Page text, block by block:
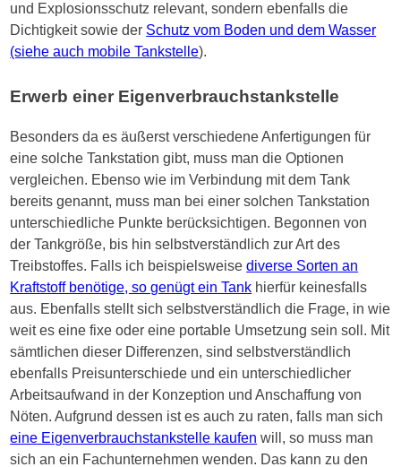
und Explosionsschutz relevant, sondern ebenfalls die
Dichtigkeit sowie der Schutz vom Boden und dem Wasser
(siehe auch mobile Tankstelle).
Erwerb einer Eigenverbrauchstankstelle
Besonders da es äußerst verschiedene Anfertigungen für
eine solche Tankstation gibt, muss man die Optionen
vergleichen. Ebenso wie im Verbindung mit dem Tank
bereits genannt, muss man bei einer solchen Tankstation
unterschiedliche Punkte berücksichtigen. Begonnen von
der Tankgröße, bis hin selbstverständlich zur Art des
Treibstoffes. Falls ich beispielsweisediverse Sorten an
Kraftstoff benötige, so genügt ein Tank hierfür keinesfalls
aus. Ebenfalls stellt sich selbstverständlich die Frage, in wie
weit es eine fixe oder eine portable Umsetzung sein soll. Mit
sämtlichen dieser Differenzen, sind selbstverständlich
ebenfalls Preisunterschiede und ein unterschiedlicher
Arbeitsaufwand in der Konzeption und Anschaffung von
Nöten. Aufgrund dessen ist es auch zu raten, falls man sich
eine Eigenverbrauchstankstelle kaufen will, so muss man
sich an ein Fachunternehmen wenden. Das kann zu den